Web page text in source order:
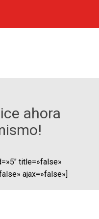
ahora
title=»false»
ajax=»false»]